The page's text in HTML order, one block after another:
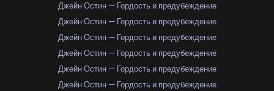
Джейн Остин — Гордость и предубеждение
Джейн Остин — Гордость и предубеждение
Джейн Остин — Гордость и предубеждение
Джейн Остин — Гордость и предубеждение
Джейн Остин — Гордость и предубеждение
Джейн Остин — Гордость и предубеждение